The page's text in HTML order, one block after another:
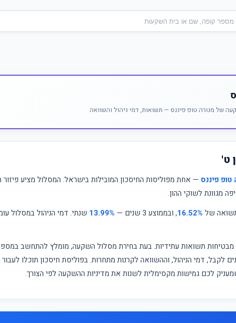
של מנורה טופ פיננס — תשואות, דמי ניהול והשוואה
ט'
טופ פיננס — אחת מפוליסות החיסכון המובילות בישראל. המסלול מציע פיזור
מגוונת לשוקי ההון.
של 16.52%, ובממוצע 3 שנים — 13.99% שנתי. דמי הניהול במסלול
מבטיחות תשואות עתידיות. בעת בחירת מסלול השקעה, מומלץ להתחשב
לקבל, דמי הניהול, וההשוואה לקרנות מתחרות. בפוליסת חיסכון תוכלו
לכם גמישות מקסימלית לשנות את מדיניות ההשקעה לפי הצורך.